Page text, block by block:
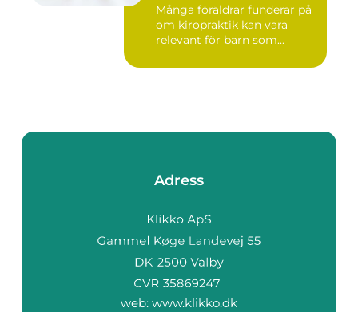
Många föräldrar funderar på
om kiropraktik kan vara
relevant för barn som...
Adress
web: www.klikko.dk